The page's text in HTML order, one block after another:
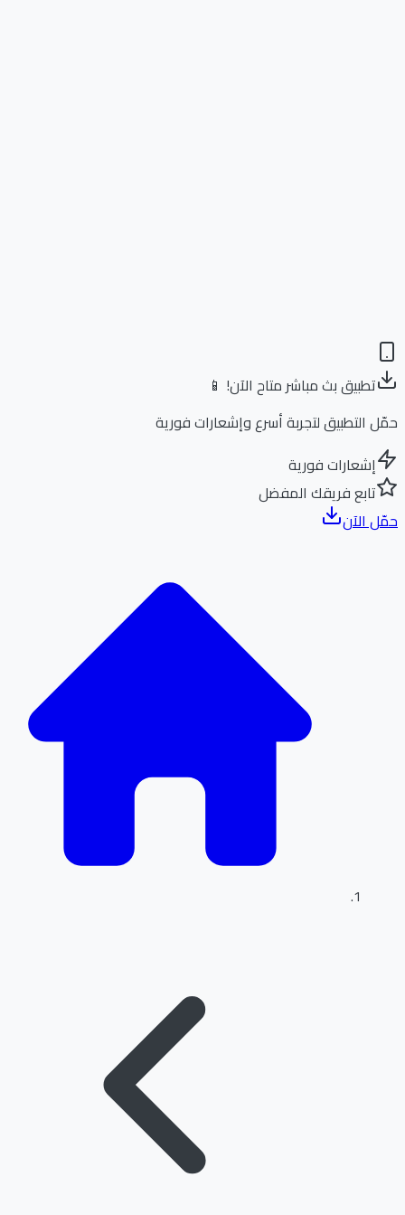
تطبيق بث مباشر متاح الآن! 📱
التطبيق لتجربة أسرع وإشعارات فورية
إشعارات فورية
تابع فريقك المفضل
الآن